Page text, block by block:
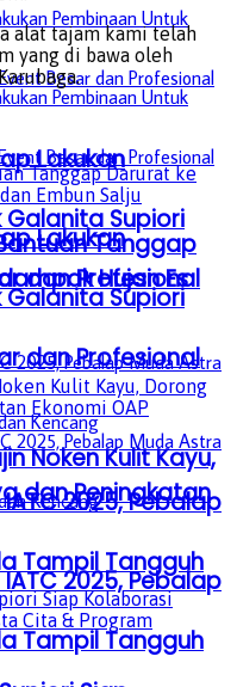
Lakukan
Galanita Supiori
dan Profesional
2025, Pebalap
Tampil Tangguh
Lakukan
Galanita Supiori
dan Profesional
2025, Pebalap
Tampil Tangguh
alat tajam kami telah
yang di bawa oleh
Tanggap
Hujan Es
Noken Kulit Kayu,
dan Peningkatan